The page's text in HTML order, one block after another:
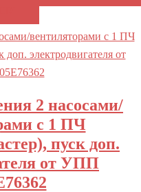
2 насосами/
с 1 ПЧ
пуск доп.
от УПП